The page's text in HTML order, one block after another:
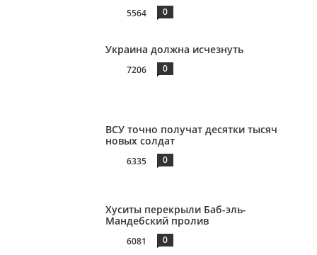
5564 0
Украина должна исчезнуть
7206 0
ВСУ точно получат десятки тысяч
новых солдат
6335 0
Хуситы перекрыли Баб-эль-
Мандебский пролив
6081 0